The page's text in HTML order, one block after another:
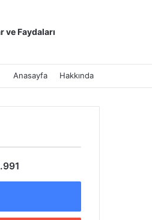
ve Faydaları
Anasayfa Hakkında